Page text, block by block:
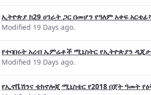
ኢትዮጵያ ከ29 ሀገራት ጋር በመሆን የዓለም አቀፍ
Modified 19 Days ago.
የተባበሩት አረብ ኤምሬቶች ሚኒስትር የኢትዮጵያን
Modified 19 Days ago.
የኢኖቬሽንና ቴክኖሎጂ ሚኒስቴር የ2018 በጀት ዓመት